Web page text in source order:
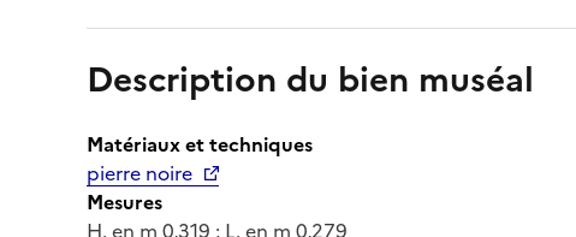
Description du bien muséal
Matériaux et techniques
pierre noire
Mesures
H. en m 0,319 ; L. en m 0,279